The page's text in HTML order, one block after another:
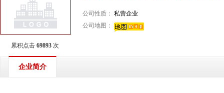
累积点击 69893 次
公司性质： 私营企业
公司地图：
企业简介